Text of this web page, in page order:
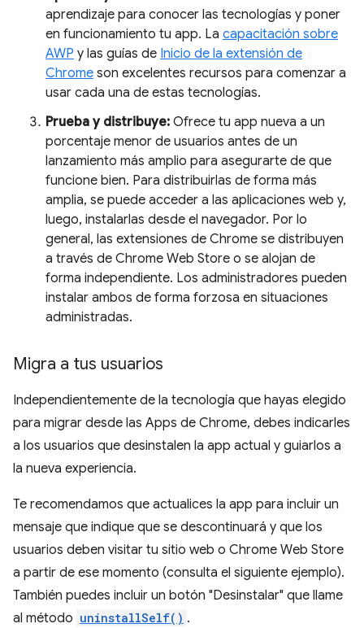
aprendizaje para conocer las tecnologías y poner
en funcionamiento tu app. La capacitación sobre
AWP y las guías de Inicio de la extensión de
Chrome son excelentes recursos para comenzar a
usar cada una de estas tecnologías.
Prueba y distribuye: Ofrece tu app nueva a un
porcentaje menor de usuarios antes de un
lanzamiento más amplio para asegurarte de que
funcione bien. Para distribuirlas de forma más
amplia, se puede acceder a las aplicaciones web y,
luego, instalarlas desde el navegador. Por lo
general, las extensiones de Chrome se distribuyen
a través de Chrome Web Store o se alojan de
forma independiente. Los administradores pueden
instalar ambos de forma forzosa en situaciones
administradas.
Migra a tus usuarios
Independientemente de la tecnología que hayas elegido
para migrar desde las Apps de Chrome, debes indicarles
a los usuarios que desinstalen la app actual y guiarlos a
la nueva experiencia.
Te recomendamos que actualices la app para incluir un
mensaje que indique que se descontinuará y que los
usuarios deben visitar tu sitio web o Chrome Web Store
a partir de ese momento (consulta el siguiente ejemplo).
También puedes incluir un botón "Desinstalar" que llame
al método uninstallSelf() .